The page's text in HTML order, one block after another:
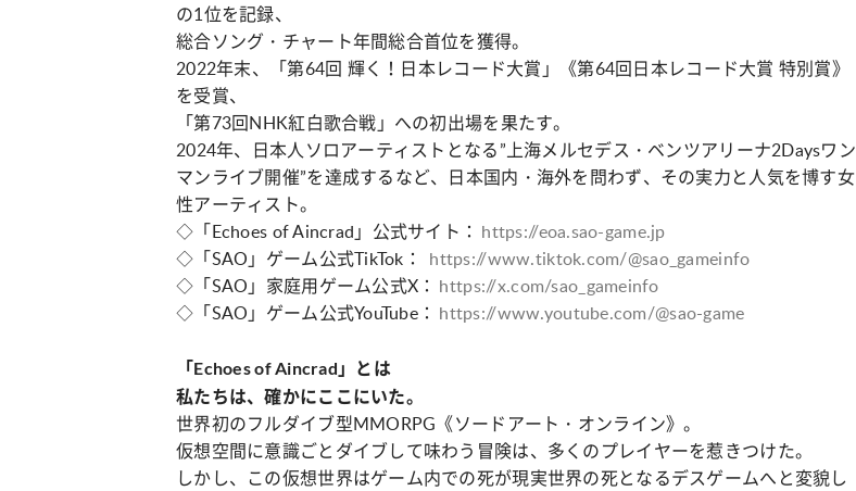
の1位を記録、
総合ソング・チャート年間総合首位を獲得。
2022年末、「第64回 輝く！日本レコード大賞」《第64回日本レコード大賞 特別賞》
を受賞、
「第73回NHK紅白歌合戦」への初出場を果たす。
2024年、日本人ソロアーティストとなる”上海メルセデス・ベンツアリーナ2Daysワン
マンライブ開催”を達成するなど、日本国内・海外を問わず、その実力と人気を博す女
性アーティスト。
◇「Echoes of Aincrad」公式サイト： https://eoa.sao-game.jp
◇「SAO」ゲーム公式TikTok：
https://www.tiktok.com/@sao_gameinfo
◇「SAO」家庭用ゲーム公式X： https://x.com/sao_gameinfo
◇「SAO」ゲーム公式YouTube： https://www.youtube.com/@sao-game
「Echoes of Aincrad」とは
私たちは、確かにここにいた。
世界初のフルダイブ型MMORPG《ソードアート・オンライン》。
仮想空間に意識ごとダイブして味わう冒険は、多くのプレイヤーを惹きつけた。
しかし、この仮想世界はゲーム内での死が現実世界の死となるデスゲームへと変貌し